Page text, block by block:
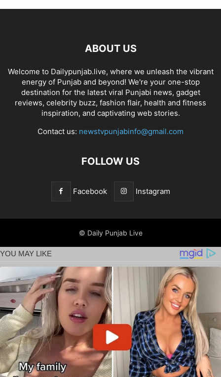
ABOUT US
Welcome to Dailypunjab.live, where we unleash the vibrant
energy of Punjab and beyond! We're your one-stop
destination for the latest viral Punjabi news, gadget
reviews, celebrity buzz, fashion flair, health and fitness
inspiration, and captivating web stories.
Contact us: newstvpunjabinfo@gmail.com
FOLLOW US
Facebook Instagram
© Daily Punjab Live